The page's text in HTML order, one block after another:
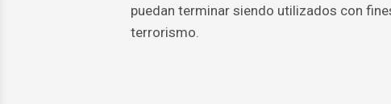
puedan terminar siendo utilizados con
terrorismo.